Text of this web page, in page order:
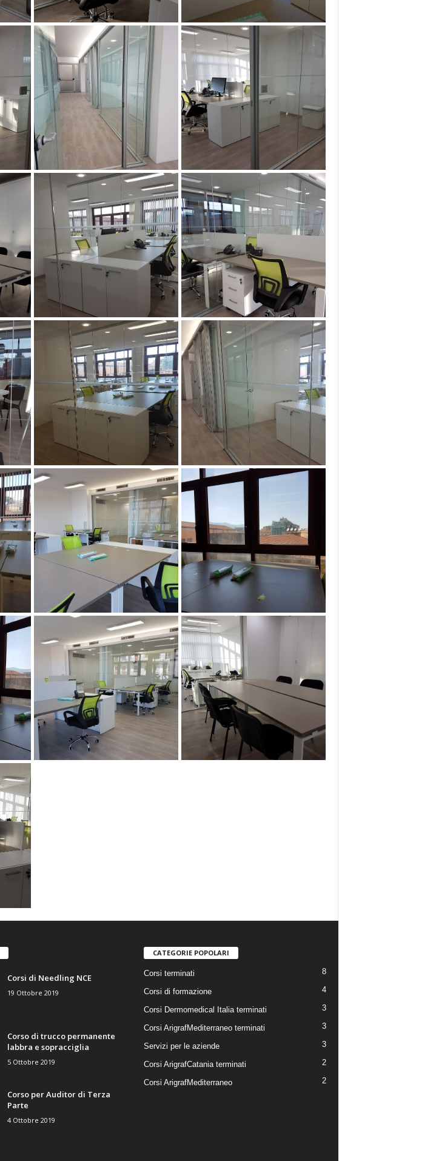
Corsi di Needling NCE
19 Ottobre 2019
Corso di trucco permanente
labbra e sopracciglia
5 Ottobre 2019
Corso per Auditor di Terza
Parte
4 Ottobre 2019
CATEGORIE POPOLARI
Corsi terminati 8
Corsi di formazione 4
Corsi Dermomedical Italia terminati 3
Corsi ArigrafMediterraneo terminati 3
Servizi per le aziende 3
Corsi ArigrafCatania terminati 2
Corsi ArigrafMediterraneo 2